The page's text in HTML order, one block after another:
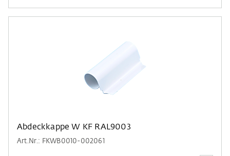
Abdeckkappe W KF RAL9003
Art.Nr.: FKWB0010-002061